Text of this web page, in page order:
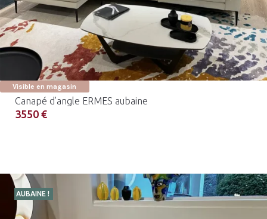
Visible en magasin
Canapé d’angle ERMES aubaine
3550 €
AUBAINE !